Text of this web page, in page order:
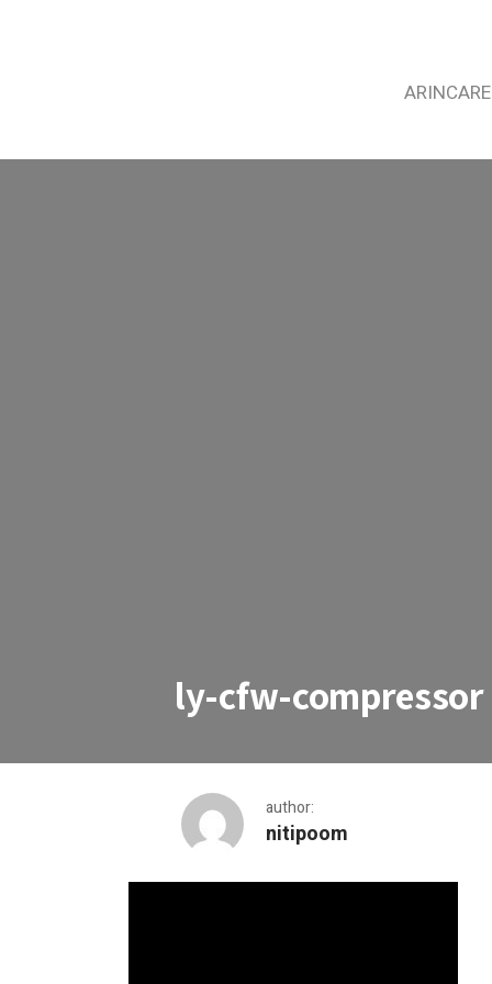
ARINCARE
ly-cfw-compressor
author:
nitipoom
ly-cfw-compressor